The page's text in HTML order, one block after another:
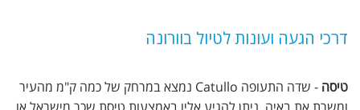
דרכי הגעה ועונות לטיול בוורונה
טיסה
- שדה התעופה Catullo נמצא במרחק של כמה ק"מ מהעיר